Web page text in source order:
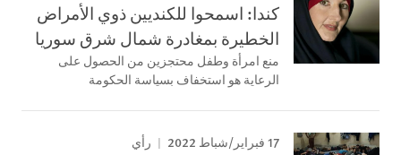
كندا: اسمحوا للكنديين ذوي الأمراض
الخطيرة بمغادرة شمال شرق سوريا
منع امرأة وطفل محتجزين من الحصول على
الرعاية هو استخفاف بسياسة الحكومة
17 فبراير/شباط 2022 رأي